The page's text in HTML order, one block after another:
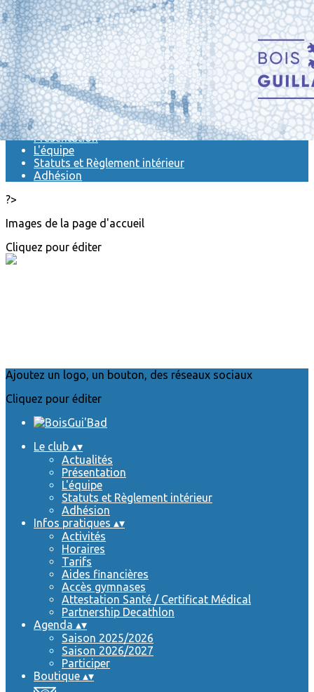
Exporter les lignes sélectionnées
Exporter toutes les colonnes
Exporter uniquement les colonnes affichées
Menu
<
>
Actualités
Présentation
L'équipe
Statuts et Règlement intérieur
Adhésion
?>
Images de la page d'accueil
Cliquez pour éditer
Ajoutez un logo, un bouton, des réseaux sociaux
Cliquez pour éditer
Le club ▴▾
Actualités
Présentation
L'équipe
Statuts et Règlement intérieur
Adhésion
Infos pratiques ▴▾
Activités
Horaires
Tarifs
Aides financières
Accès gymnases
Attestation Santé / Certificat Médical
Partnership Decathlon
Agenda ▴▾
Saison 2025/2026
Saison 2026/2027
Participer
Boutique ▴▾